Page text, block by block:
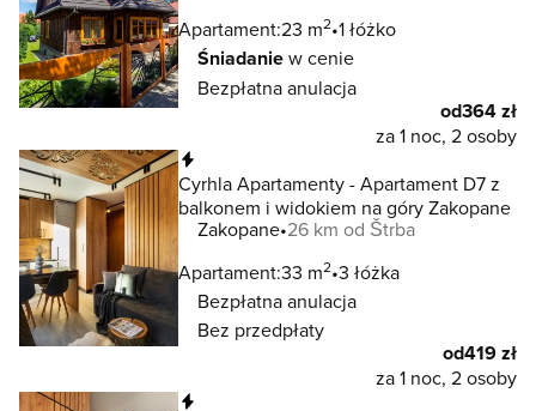
Apartament:23 m2 1 łóżko
Śniadaniew cenie
Bezpłatna anulacja
od364 zł
za 1 noc, 2 osoby
Cyrhla Apartamenty - Apartament D7 z
balkonem i widokiem na góry Zakopane
Zakopane 26 km od Štrba
Apartament:33 m2 3 łóżka
Bezpłatna anulacja
Bez przedpłaty
od419 zł
za 1 noc, 2 osoby